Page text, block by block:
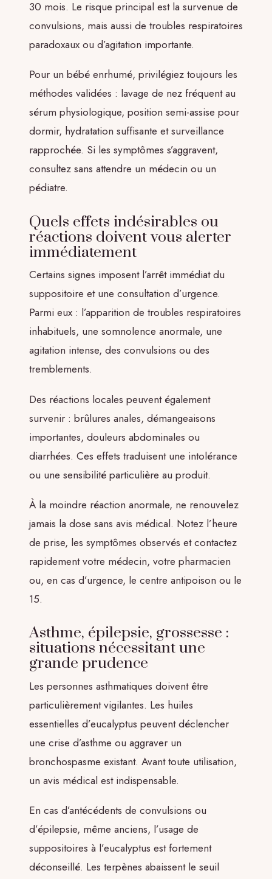
30 mois. Le risque principal est la survenue de
convulsions, mais aussi de troubles respiratoires
paradoxaux ou d’agitation importante.
Pour un bébé enrhumé, privilégiez toujours les
méthodes validées : lavage de nez fréquent au
sérum physiologique, position semi-assise pour
dormir, hydratation suffisante et surveillance
rapprochée. Si les symptômes s’aggravent,
consultez sans attendre un médecin ou un
pédiatre.
Quels effets indésirables ou
réactions doivent vous alerter
immédiatement
Certains signes imposent l’arrêt immédiat du
suppositoire et une consultation d’urgence.
Parmi eux : l’apparition de troubles respiratoires
inhabituels, une somnolence anormale, une
agitation intense, des convulsions ou des
tremblements.
Des réactions locales peuvent également
survenir : brûlures anales, démangeaisons
importantes, douleurs abdominales ou
diarrhées. Ces effets traduisent une intolérance
ou une sensibilité particulière au produit.
À la moindre réaction anormale, ne renouvelez
jamais la dose sans avis médical. Notez l’heure
de prise, les symptômes observés et contactez
rapidement votre médecin, votre pharmacien
ou, en cas d’urgence, le centre antipoison ou le
15.
Asthme, épilepsie, grossesse :
situations nécessitant une
grande prudence
Les personnes asthmatiques doivent être
particulièrement vigilantes. Les huiles
essentielles d’eucalyptus peuvent déclencher
une crise d’asthme ou aggraver un
bronchospasme existant. Avant toute utilisation,
un avis médical est indispensable.
En cas d’antécédents de convulsions ou
d’épilepsie, même anciens, l’usage de
suppositoires à l’eucalyptus est fortement
déconseillé. Les terpènes abaissent le seuil